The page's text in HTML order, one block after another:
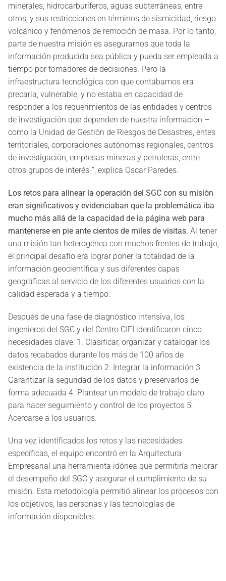
minerales, hidrocarburíferos, aguas subterráneas, entre
otros, y sus restricciones en términos de sismicidad, riesgo
volcánico y fenómenos de remoción de masa. Por lo tanto,
parte de nuestra misión es asegurarnos que toda la
información producida sea pública y pueda ser empleada a
tiempo por tomadores de decisiones. Pero la
infraestructura tecnológica con que contábamos era
precaria, vulnerable, y no estaba en capacidad de
responder a los requerimientos de las entidades y centros
de investigación que dependen de nuestra información –
como la Unidad de Gestión de Riesgos de Desastres, entes
territoriales, corporaciones autónomas regionales, centros
de investigación, empresas mineras y petroleras, entre
otros grupos de interés-”, explica Oscar Paredes.
Los retos para alinear la operación del SGC con su misión
eran significativos y evidenciaban que la problemática iba
mucho más allá de la capacidad de la página web para
mantenerse en pie ante cientos de miles de visitas. Al tener
una misión tan heterogénea con muchos frentes de trabajo,
el principal desafío era lograr poner la totalidad de la
información geocientífica y sus diferentes capas
geográficas al servicio de los diferentes usuarios con la
calidad esperada y a tiempo.
Después de una fase de diagnóstico intensiva, los
ingenieros del SGC y del Centro CIFI identificaron cinco
necesidades clave: 1. Clasificar, organizar y catalogar los
datos recabados durante los más de 100 años de
existencia de la institución 2. Integrar la información 3.
Garantizar la seguridad de los datos y preservarlos de
forma adecuada 4. Plantear un modelo de trabajo claro
para hacer seguimiento y control de los proyectos 5.
Acercarse a los usuarios.
Una vez identificados los retos y las necesidades
específicas, el equipo encontró en la Arquitectura
Empresarial una herramienta idónea que permitiría mejorar
el desempeño del SGC y asegurar el cumplimiento de su
misión. Esta metodología permitió alinear los procesos con
los objetivos, las personas y las tecnologías de
información disponibles.